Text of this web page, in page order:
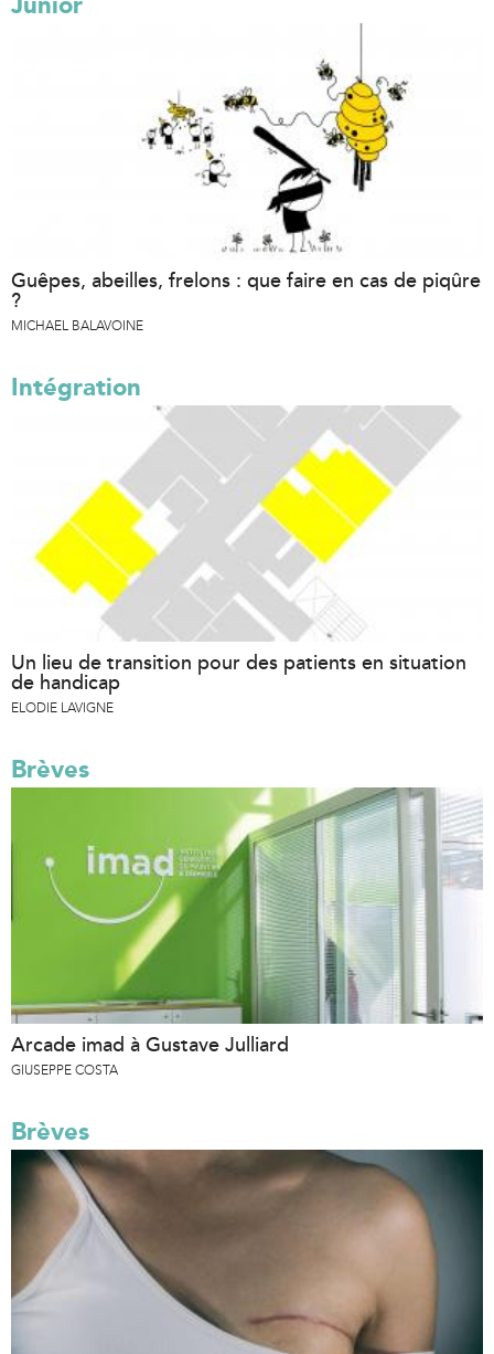
Guêpes, abeilles, frelons : que faire en cas de piqûre
?
MICHAEL BALAVOINE
Intégration
Un lieu de transition pour des patients en situation
de handicap
ELODIE LAVIGNE
Brèves
Arcade imad à Gustave Julliard
GIUSEPPE COSTA
Brèves